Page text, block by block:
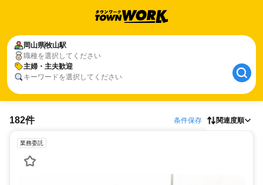
岡山県牧山駅
職種を選択してください
主婦・主夫歓迎
キーワードを選択してください
182件 条件保存 関連度順
業務委託